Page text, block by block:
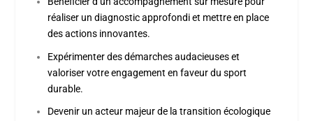
réaliser un diagnostic approfondi et mettre en place
des actions innovantes.
Expérimenter des démarches audacieuseset
valoriser votre engagement en faveur du sport
durable.
Devenir un acteur majeurde la transition écologique